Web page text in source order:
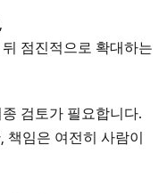
점진적으로 확대하는
검토가 필요합니다.
책임은 여전히 사람이